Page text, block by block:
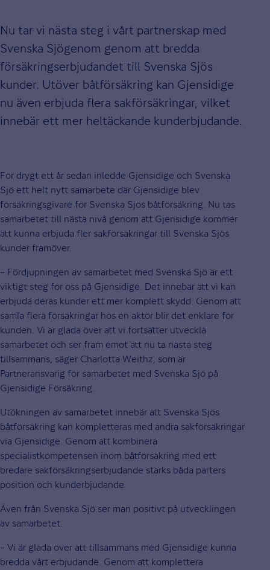
Nu tar vi nästa steg i vårt partnerskap med
Svenska Sjögenom genom att bredda
försäkringserbjudandet till Svenska Sjös
kunder. Utöver båtförsäkring kan Gjensidige
nu även erbjuda flera sakförsäkringar, vilket
innebär ett mer heltäckande kunderbjudande.
För drygt ett år sedan inledde Gjensidige och Svenska
Sjö ett helt nytt samarbete där Gjensidige blev
försäkringsgivare för Svenska Sjös båtförsäkring. Nu tas
samarbetet till nästa nivå genom att Gjensidige kommer
att kunna erbjuda fler sakförsäkringar till Svenska Sjös
kunder framöver.
– Fördjupningen av samarbetet med Svenska Sjö är ett
viktigt steg för oss på Gjensidige. Det innebär att vi kan
erbjuda deras kunder ett mer komplett skydd. Genom att
samla flera försäkringar hos en aktör blir det enklare för
kunden. Vi är glada över att vi fortsätter utveckla
samarbetet och ser fram emot att nu ta nästa steg
tillsammans, säger Charlotta Weithz, som är
Partneransvarig för samarbetet med Svenska Sjö på
Gjensidige Försäkring.
Utökningen av samarbetet innebär att Svenska Sjös
båtförsäkring kan kompletteras med andra sakförsäkringar
via Gjensidige. Genom att kombinera
specialistkompetensen inom båtförsäkring med ett
bredare sakförsäkringserbjudande stärks båda parters
position och kunderbjudande.
Även från Svenska Sjö ser man positivt på utvecklingen
av samarbetet.
– Vi är glada över att tillsammans med Gjensidige kunna
bredda vårt erbjudande. Genom att komplettera